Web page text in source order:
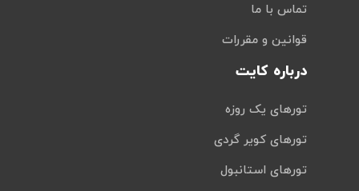
تماس با ما
قوانین و مقررات
درباره کایت
تورهای یک روزه
تورهای کویر گردی
تورهای استانبول